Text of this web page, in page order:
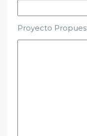
Proyecto